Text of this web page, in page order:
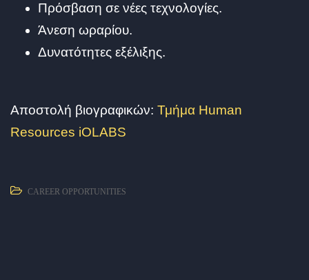
Πρόσβαση σε νέες τεχνολογίες.
Άνεση ωραρίου.
Δυνατότητες εξέλιξης.
Αποστολή βιογραφικών: Τμήμα Human
Resources iOLABS
CAREER OPPORTUNITIES